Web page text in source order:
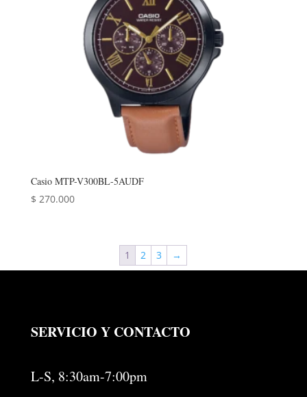
Casio MTP-V300BL-5AUDF
$ 270.000
1 2 3 →
SERVICIO Y CONTACTO
L-S, 8:30am-7:00pm